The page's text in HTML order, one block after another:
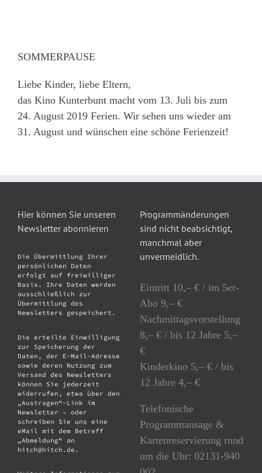
SOMMERPAUSE
Liebe Kinder, liebe Eltern,
das Kino Kunterbunt macht vom 13. Juli bis zum
24. August 2019 Ferien. Wir sehen uns wieder am
31. August und wünschen eine schöne Ferienzeit!
Hier können Sie unseren
Newsletter abonnieren
Die Übermittlung Ihrer
persönlichen Daten
erfolgt auf freiwilliger
Basis. Ihre Daten werden
ausschließlich zur
Übermittlung des
Newsletters gespeichert.
Die erteilte Einwilligung
zur Speicherung der
Daten, der E-Mail-Adresse
sowie deren Nutzung zum
Versand des Newsletters
können Sie jederzeit
widerrufen, etwa über den
„Austragen“-Link im
Newsletter – oder
schreiben Sie uns eine
eMail mit dem Betreff
„Abmeldung“ an
hitch@hitch.de.
Programmänderungen
sind nicht beabsichtigt,
manchmal aber
unvermeidlich.
Eintritt 10,– € / im 5er-
Abo 9,– €
Nachmittagsvorstellung
8,– € / bis 12 Jahre 5,–
€
Kinderkino 5,– € / bis
12 Jahre 4,– €
Telefonische
Programmansage &
Kartenreservierung rund
um die Uhr: 02131-940